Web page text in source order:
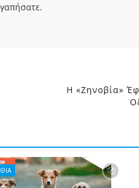
Η «Ζηνοβία»